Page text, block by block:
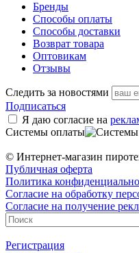
Бренды
Способы оплаты
Способы доставки
Возврат товара
Оптовикам
Отзывы
Следить за новостями
Подписаться
Я даю согласие на
Системы оплаты
© Интернет-магазин
Публичная оферта
Политика
Согласие на обработку
Согласие на получение
Регистрация